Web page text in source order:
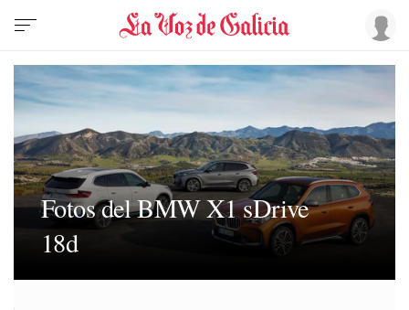
Fotos del BMW X1 sDrive
18d